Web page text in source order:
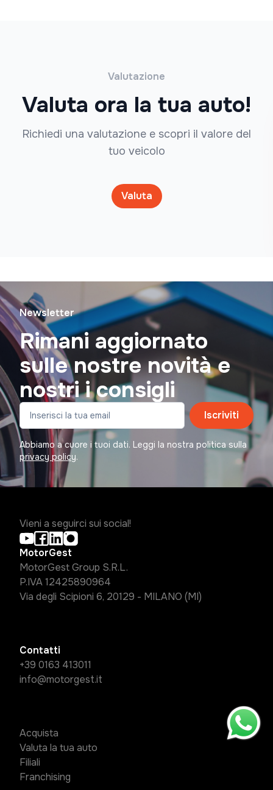
Valutazione
Valuta ora la tua auto!
Richiedi una valutazione e scopri il valore del
tuo veicolo
Valuta
Newsletter
Rimani aggiornato
sulle nostre novità e
nostri i consigli
Iscriviti
Abbiamo a cuore i tuoi dati. Leggi la nostra politica sulla
privacy policy.
Vieni a seguirci sui social!
MotorGest
MotorGest Group S.R.L.
P.IVA 12425890964
Via degli Scipioni 6, 20129 - MILANO (MI)
Contatti
+39 0163 413011
info@motorgest.it
Acquista
Valuta la tua auto
Filiali
Franchising